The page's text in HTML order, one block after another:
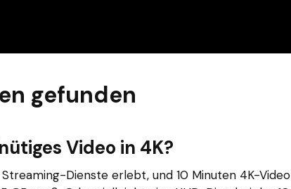
gefunden
Video in 4K?
Dienste erlebt, und 10 Minuten 4K-Video